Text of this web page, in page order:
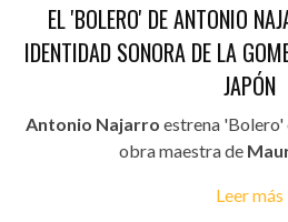
EL 'BOLERO' DE ANTONIO
IDENTIDAD SONORA DE LA
JAPÓN
Antonio Najarro estrena 'Bolero'
obra maestra de
Leer más